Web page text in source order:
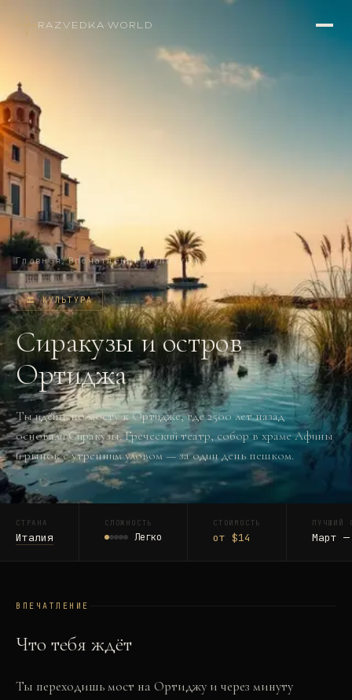
RAZVEDKA·WORLD
Главная/Впечатления/Культура
🏛КУЛЬТУРА
Сиракузы и остров
Ортиджа
Ты идёшь по мосту к Ортидже, где 2500 лет назад
основали Сиракузы. Греческий театр, собор в храме Афины
и рынок с утренним уловом — за один день пешком.
СТРАНА
Италия
СЛОЖНОСТЬ
Легко
СТОИМОСТЬ
от $14
ЛУЧШИЙ
Март
ВПЕЧАТЛЕНИЕ
Что тебя ждёт
Ты переходишь мост на Ортиджу и через минуту